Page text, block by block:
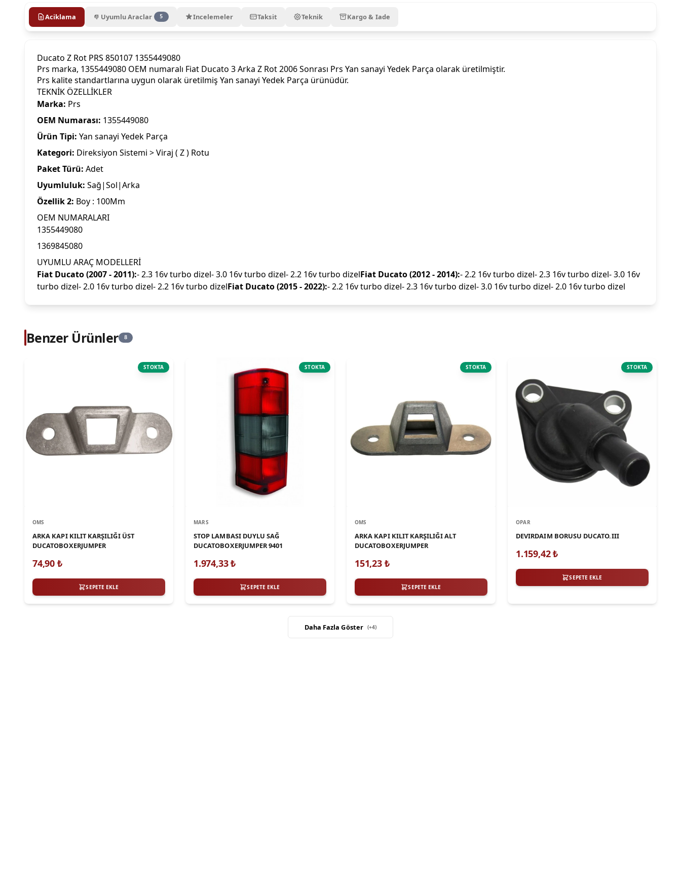
Aciklama Uyumlu Araclar 5 Incelemeler Taksit Teknik Kargo & Iade
Ducato Z Rot PRS 850107 1355449080
Prs marka, 1355449080 OEM numaralı Fiat Ducato 3 Arka Z Rot 2006 Sonrası Prs Yan sanayi Yedek Parça olarak üretilmiştir.
Prs kalite standartlarına uygun olarak üretilmiş Yan sanayi Yedek Parça ürünüdür.
TEKNİK ÖZELLİKLER
Marka: Prs
OEM Numarası: 1355449080
Ürün Tipi: Yan sanayi Yedek Parça
Kategori: Direksiyon Sistemi > Viraj ( Z ) Rotu
Paket Türü: Adet
Uyumluluk: Sağ|Sol|Arka
Özellik 2: Boy : 100Mm
OEM NUMARALARI
1355449080
1369845080
UYUMLU ARAÇ MODELLERİ
Fiat Ducato (2007 - 2011):- 2.3 16v turbo dizel- 3.0 16v turbo dizel- 2.2 16v turbo dizelFiat Ducato (2012 - 2014):- 2.2 16v turbo dizel- 2.3 16v turbo dizel- 3.0 16v
turbo dizel- 2.0 16v turbo dizel- 2.2 16v turbo dizelFiat Ducato (2015 - 2022):- 2.2 16v turbo dizel- 2.3 16v turbo dizel- 3.0 16v turbo dizel- 2.0 16v turbo dizel
Benzer Ürünler 8
STOKTA
OMS
ARKA KAPI KILIT KARŞILIĞI ÜST
DUCATOBOXERJUMPER
74,90 ₺
SEPETE EKLE
STOKTA
MARS
STOP LAMBASI DUYLU SAĞ
DUCATOBOXERJUMPER 9401
1.974,33₺
SEPETE EKLE
STOKTA
OMS
ARKA KAPI KILIT KARŞILIĞI ALT
DUCATOBOXERJUMPER
151,23₺
SEPETE EKLE
STOKTA
OPAR
DEVIRDAIM BORUSU DUCATO.III
1.159,42₺
SEPETE EKLE
Daha Fazla Göster (+4)